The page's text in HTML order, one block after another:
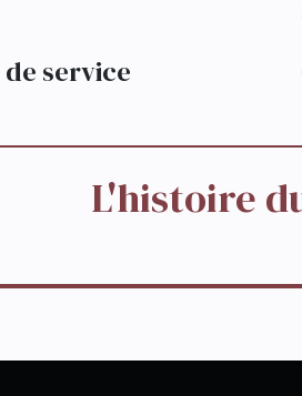
service
L'histoire